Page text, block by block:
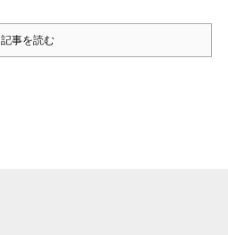
記事を読む